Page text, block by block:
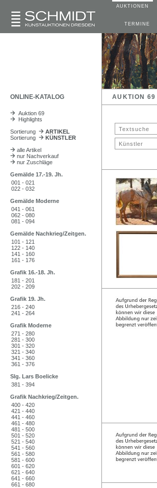
AUKTIONEN
TERMINE
ONLINE-KATALOG AUKTION 69
Auktion 69
Highlights
Sortierung
ARTIKEL
Sortierung
KÜNSTLER
alle Artikel
nur Nachverkauf
nur Zuschläge
Gemälde 17.-19. Jh.
001 - 021
022 - 032
Gemälde Moderne
041 - 061
062 - 080
081 - 094
Gemälde Nachkrieg/Zeitgen.
101 - 121
122 - 140
141 - 160
161 - 176
Grafik 16.-18. Jh.
181 - 201
202 - 209
Grafik 19. Jh.
216 - 240
241 - 264
Grafik Moderne
271 - 280
281 - 300
301 - 320
321 - 340
341 - 360
361 - 376
Slg. Lars Boelicke
381 - 394
Grafik Nachkrieg/Zeitgen.
400 - 420
421 - 440
441 - 460
461 - 480
481 - 500
501 - 520
521 - 540
541 - 560
561 - 580
581 - 600
601 - 620
621 - 640
641 - 660
661 - 680